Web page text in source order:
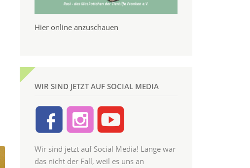
Hier online anzuschauen
WIR SIND JETZT AUF SOCIAL MEDIA
Wir sind jetzt auf Social Media! Lange war
das nicht der Fall, weil es uns an